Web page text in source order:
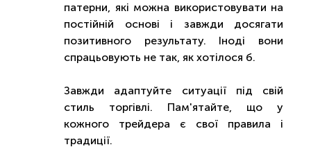
патерни, які можна використовувати на
постійній основі і завжди досягати
позитивного результату. Іноді вони
спрацьовують не так, як хотілося б.
Завжди адаптуйте ситуації під свій
стиль торгівлі. Пам'ятайте, що у
кожного трейдера є свої правила і
традиції.